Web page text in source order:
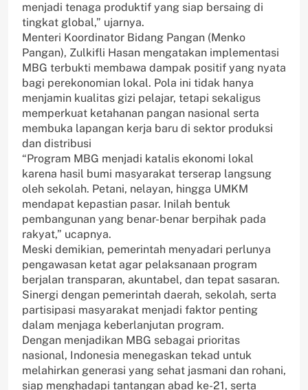
menjadi tenaga produktif yang siap bersaing di
tingkat global,” ujarnya.
Menteri Koordinator Bidang Pangan (Menko
Pangan), Zulkifli Hasan mengatakan implementasi
MBG terbukti membawa dampak positif yang nyata
bagi perekonomian lokal. Pola ini tidak hanya
menjamin kualitas gizi pelajar, tetapi sekaligus
memperkuat ketahanan pangan nasional serta
membuka lapangan kerja baru di sektor produksi
dan distribusi
“Program MBG menjadi katalis ekonomi lokal
karena hasil bumi masyarakat terserap langsung
oleh sekolah. Petani, nelayan, hingga UMKM
mendapat kepastian pasar. Inilah bentuk
pembangunan yang benar-benar berpihak pada
rakyat,” ucapnya.
Meski demikian, pemerintah menyadari perlunya
pengawasan ketat agar pelaksanaan program
berjalan transparan, akuntabel, dan tepat sasaran.
Sinergi dengan pemerintah daerah, sekolah, serta
partisipasi masyarakat menjadi faktor penting
dalam menjaga keberlanjutan program.
Dengan menjadikan MBG sebagai prioritas
nasional, Indonesia menegaskan tekad untuk
melahirkan generasi yang sehat jasmani dan rohani,
siap menghadapi tantangan abad ke-21, serta